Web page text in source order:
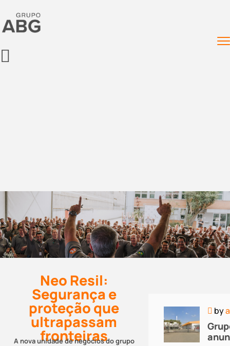
Neo Resil:
Segurança e
proteção que
ultrapassam
fronteiras
A nova unidade de negócios do grupo
by